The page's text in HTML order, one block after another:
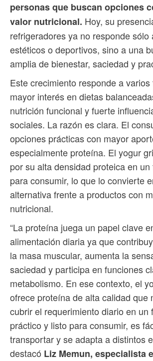
personas que buscan opciones
valor nutricional. Hoy, su
refrigeradores ya no responde sólo
estéticos o deportivos, sino a una
amplia de bienestar, saciedad y
Este crecimiento responde a varios
mayor interés en dietas
nutrición funcional y fuerte
sociales. La razón es clara. El
opciones prácticas con mayor
especialmente proteína. El yogur
por su alta densidad proteica en
para consumir, lo que lo convierte
alternativa frente a productos con
nutricional.
“La proteína juega un papel clave
alimentación diaria ya que
la masa muscular, aumenta la
saciedad y participa en funciones
metabolismo. En ese contexto, el
ofrece proteína de alta calidad que
cubrir el requerimiento diario en un
práctico y listo para consumir, es
transportar y se adapta a distintos
destacó Liz Memun, especialista